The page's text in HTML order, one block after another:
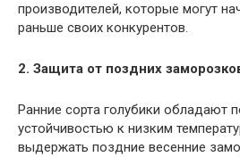
производителей, которые могут
раньше своих конкурентов.
2. Защита от поздних
Ранние сорта голубики обладают
устойчивостью к низким
выдержать поздние весенние